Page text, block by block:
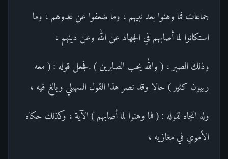
جماعات فما وهنوا بعد نبيهم ، وما ضعفوا عن عدوهم ، وما
استكانوا لما أصابهم في الجهاد عن الله وعن دينهم ،
وذلك الصبر ، ( والله يحب الصابرين ) .فجعل قوله : ( معه
ربيون كثير ) حالا وقد نصر هذا القول السهيلي وبالغ فيه ،
وله اتجاه لقوله : ( فما وهنوا لما أصابهم ) الآية ، وكذلك حكاه
الأموي في مغازيه ،